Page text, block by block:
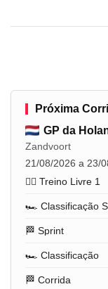
Próxima
GP da
Zandvoort
21/08/2026 a 23/
🏋️‍♂️ Treino Livre 1
🏎️ Classificação
🏁 Sprint
🏎️ Classificação
🏁 Corrida